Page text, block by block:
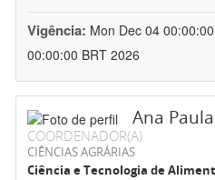
Vigência: Mon Dec 04
00:00:00 BRT 2026
Ana
COORDENADOR(A)
CIÊNCIAS AGRÁRIAS
Ciência e Tecnologia de